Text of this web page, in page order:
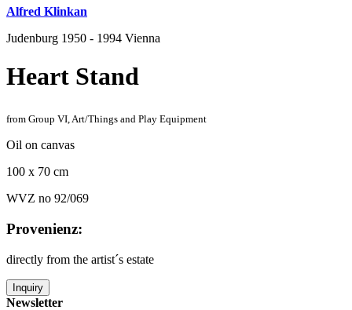
Alfred Klinkan
Judenburg 1950 - 1994 Vienna
Heart Stand
from Group VI, Art/Things and Play Equipment
Oil on canvas
100 x 70 cm
WVZ no 92/069
Provenienz:
directly from the artist´s estate
Inquiry
Newsletter